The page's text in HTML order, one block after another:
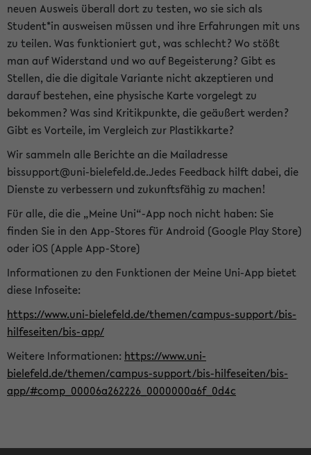
neuen Ausweis überall dort zu testen, wo sie sich als
Student*in ausweisen müssen und ihre Erfahrungen mit uns
zu teilen. Was funktioniert gut, was schlecht? Wo stößt
man auf Widerstand und wo auf Begeisterung? Gibt es
Stellen, die die digitale Variante nicht akzeptieren und
darauf bestehen, eine physische Karte vorgelegt zu
bekommen? Was sind Kritikpunkte, die geäußert werden?
Gibt es Vorteile, im Vergleich zur Plastikkarte?
Wir sammeln alle Berichte an die Mailadresse
bissupport@uni-bielefeld.de.Jedes Feedback hilft dabei, die
Dienste zu verbessern und zukunftsfähig zu machen!
Für alle, die die „Meine Uni“-App noch nicht haben: Sie
finden Sie in den App-Stores für Android (Google Play Store)
oder iOS (Apple App-Store)
Informationen zu den Funktionen der Meine Uni-App bietet
diese Infoseite:
https://www.uni-bielefeld.de/themen/campus-support/bis-
hilfeseiten/bis-app/
Weitere Informationen: https://www.uni-
bielefeld.de/themen/campus-support/bis-hilfeseiten/bis-
app/#comp_00006a262226_0000000a6f_0d4c